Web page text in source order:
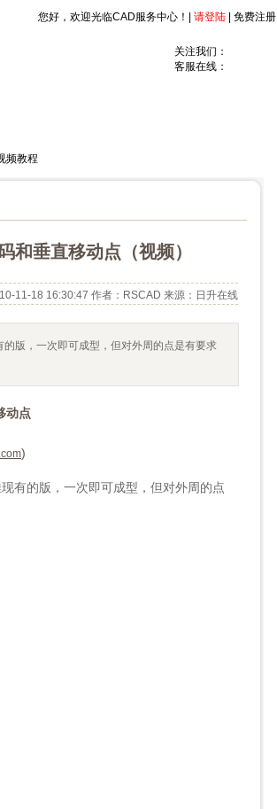
您好，欢迎光临CAD服务中心！| 请登陆 免费注册
关注我们：
客服在线：
频教程
和垂直移动点（视频）
10-11-18 16:30:47 作者：RSCAD 来源：日升在线
版，一次即可成型，但对外周的点是有要求
动点
)
有的版，一次即可成型，但对外周的点